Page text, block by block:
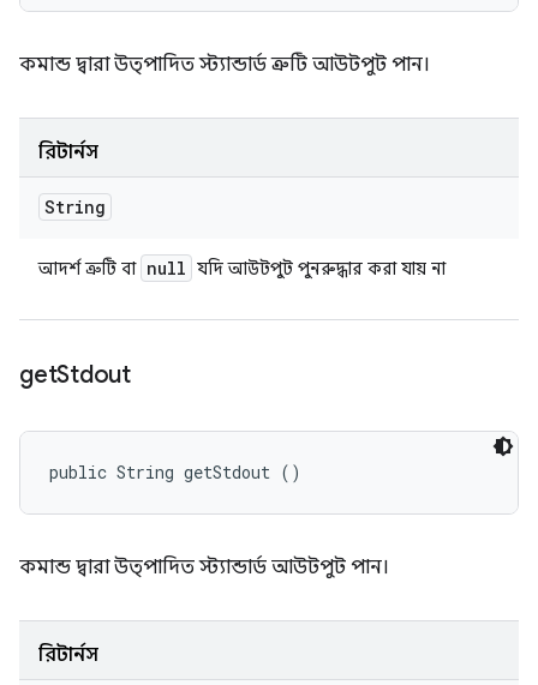
কমান্ড দ্বারা উত্পাদিত স্ট্যান্ডার্ড ত্রুটি আউটপুট পান।
রিটার্নস
String
আদর্শ ত্রুটি বা null যদি আউটপুট পুনরুদ্ধার করা যায় না
getStdout
public String getStdout ()
কমান্ড দ্বারা উত্পাদিত স্ট্যান্ডার্ড আউটপুট পান।
রিটার্নস